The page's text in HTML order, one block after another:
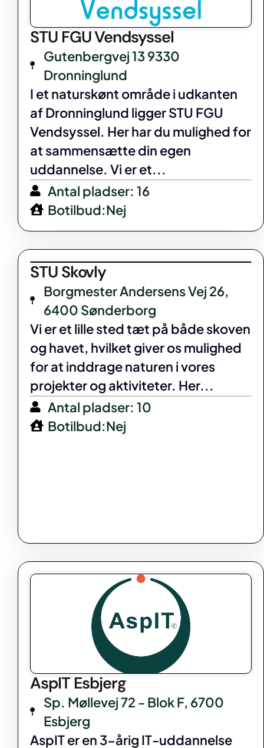
STU FGU Vendsyssel
Gutenbergvej 13 9330
Dronninglund
I et naturskønt område i udkanten
af Dronninglund ligger STU FGU
Vendsyssel. Her har du mulighed for
at sammensætte din egen
uddannelse. Vi er et...
Antal pladser: 16
Botilbud:Nej
STU Skovly
Borgmester Andersens Vej 26,
6400 Sønderborg
Vi er et lille sted tæt på både skoven
og havet, hvilket giver os mulighed
for at inddrage naturen i vores
projekter og aktiviteter. Her...
Antal pladser: 10
Botilbud:Nej
AspIT Esbjerg
Sp. Møllevej 72 - Blok F, 6700
Esbjerg
AspIT er en 3-årig IT-uddannelse